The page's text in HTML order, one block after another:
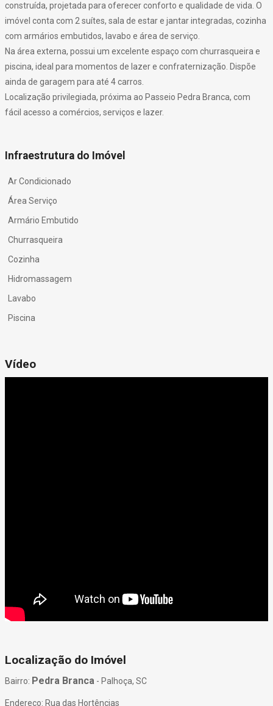
construída, projetada para oferecer conforto e qualidade de vida. O
imóvel conta com 2 suítes, sala de estar e jantar integradas, cozinha
com armários embutidos, lavabo e área de serviço.
Na área externa, possui um excelente espaço com churrasqueira e
piscina, ideal para momentos de lazer e confraternização. Dispõe
ainda de garagem para até 4 carros.
Localização privilegiada, próxima ao Passeio Pedra Branca, com
fácil acesso a comércios, serviços e lazer.
Infraestrutura do Imóvel
Ar Condicionado
Área Serviço
Armário Embutido
Churrasqueira
Cozinha
Hidromassagem
Lavabo
Piscina
Vídeo
Localização do Imóvel
Bairro: Pedra Branca - Palhoça, SC
Endereço: Rua das Hortências